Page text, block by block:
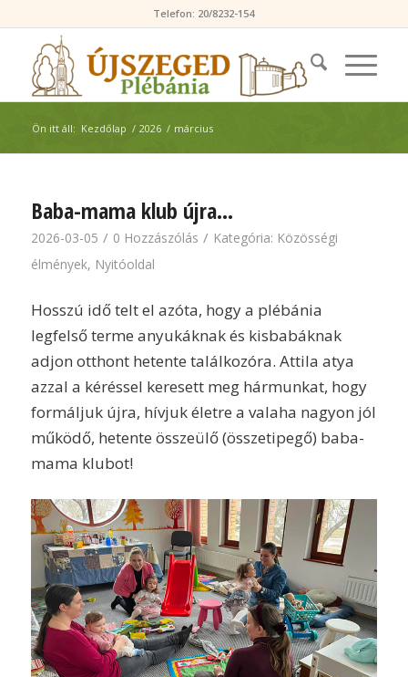
Telefon: 20/8232-154
Ön itt áll: Kezdőlap / 2026 / március
Baba-mama klub újra…
2026-03-05 / 0 Hozzászólás / Kategória: Közösségi
élmények, Nyitóoldal
Hosszú idő telt el azóta, hogy a plébánia
legfelső terme anyukáknak és kisbabáknak
adjon otthont hetente találkozóra. Attila atya
azzal a kéréssel keresett meg hármunkat, hogy
formáljuk újra, hívjuk életre a valaha nagyon jól
működő, hetente összeülő (összetipegő) baba-
mama klubot!